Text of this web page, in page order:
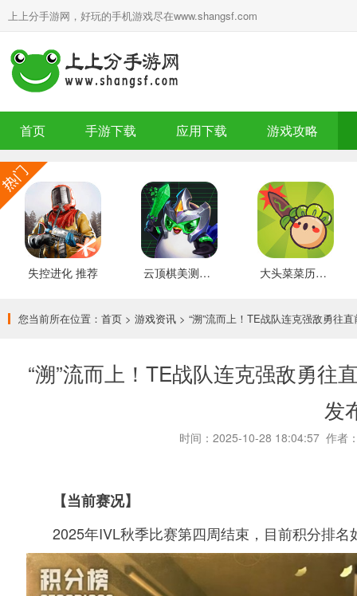
上上分手游网，好玩的手机游戏尽在www.shangsf.com
首页 手游下载 应用下载 游戏攻略
失控进化 推荐 云顶棋美测服 最新版 大头菜菜历险记 好玩的
您当前所在位置： 首页 > 游戏资讯 > “溯”流而上！TE战队连克强敌勇往
“溯”流而上！TE战队连克强敌勇
发
时间：2025-10-28 18:04:57 作者
【当前赛况】
2025年IVL秋季比赛第四周结束，目前积分排名